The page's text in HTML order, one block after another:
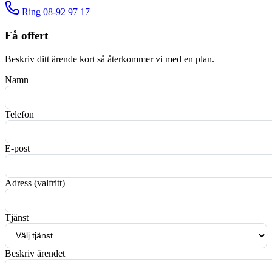
Ring 08-92 97 17
Få offert
Beskriv ditt ärende kort så återkommer vi med en plan.
Namn
Telefon
E-post
Adress (valfritt)
Tjänst
Beskriv ärendet